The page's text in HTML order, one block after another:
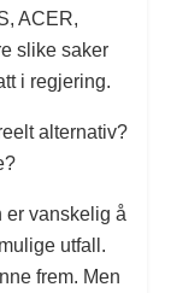
ACER,
slike saker
i regjering.
alternativ?
er vanskelig å
utfall.
frem. Men